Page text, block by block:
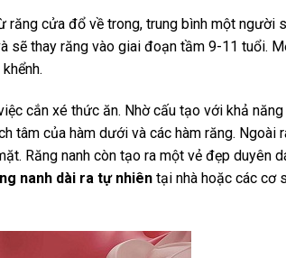
răng cửa đổ về trong, trung bình một người
sẽ thay răng vào giai đoạn tầm 9-11 tuổi.
cắn xé thức ăn. Nhờ cấu tạo với khả
tâm của hàm dưới và các hàm răng. Ngoài
Răng nanh còn tạo ra một vẻ đẹp duyên
nanh dài ra tự nhiên tại nhà hoặc các cơ